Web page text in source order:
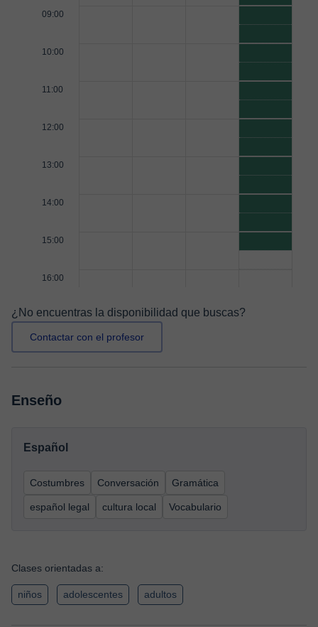
09:00
10:00
11:00
12:00
13:00
14:00
15:00
16:00
¿No encuentras la disponibilidad que buscas?
Contactar con el profesor
Enseño
Español
Costumbres Conversación Gramática
español legal cultura local Vocabulario
Clases orientadas a:
niños adolescentes adultos